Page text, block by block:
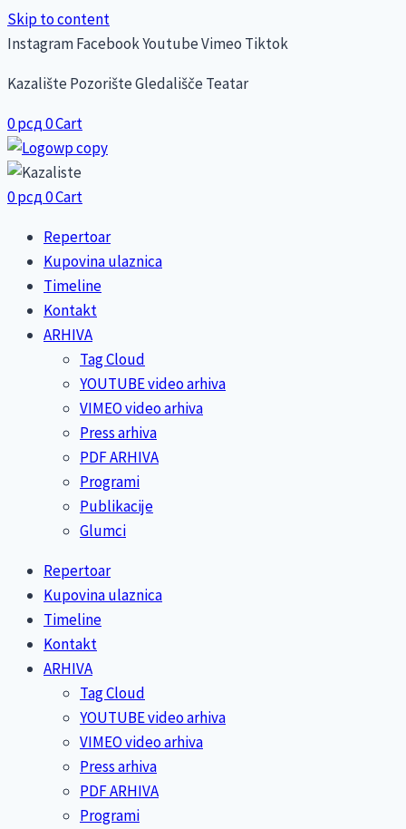
Skip to content
InstagramFacebookYoutubeVimeo Tiktok
Kazalište Pozorište Gledališče Teatar
0рсд0Cart
0рсд0Cart
Repertoar
Kupovina ulaznica
Timeline
Kontakt
ARHIVA
Tag Cloud
YOUTUBE video arhiva
VIMEO video arhiva
Press arhiva
PDF ARHIVA
Programi
Publikacije
Glumci
Repertoar
Kupovina ulaznica
Timeline
Kontakt
ARHIVA
Tag Cloud
YOUTUBE video arhiva
VIMEO video arhiva
Press arhiva
PDF ARHIVA
Programi